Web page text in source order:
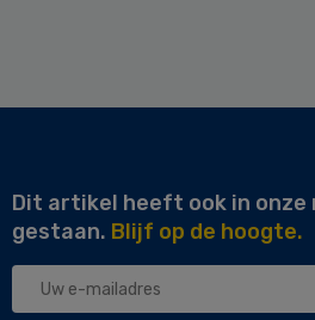
Dit artikel heeft ook in onze
gestaan. Blijf op de hoogte.
Uw